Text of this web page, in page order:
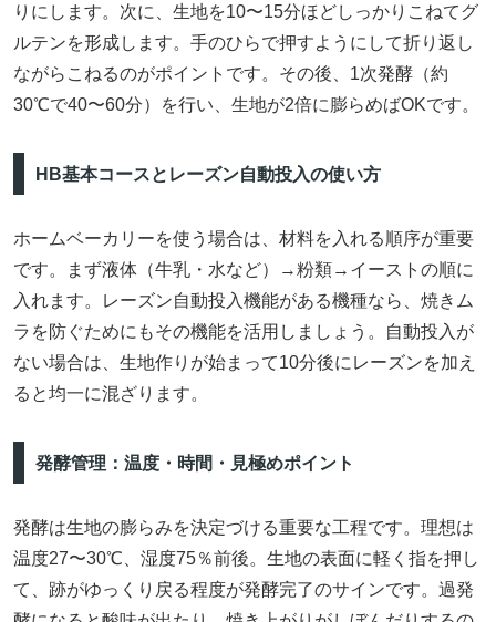
りにします。次に、生地を10〜15分ほどしっかりこねてグ
ルテンを形成します。手のひらで押すようにして折り返し
ながらこねるのがポイントです。その後、1次発酵（約
30℃で40〜60分）を行い、生地が2倍に膨らめばOKです。
HB基本コースとレーズン自動投入の使い方
ホームベーカリーを使う場合は、材料を入れる順序が重要
です。まず液体（牛乳・水など）→粉類→イーストの順に
入れます。レーズン自動投入機能がある機種なら、焼きム
ラを防ぐためにもその機能を活用しましょう。自動投入が
ない場合は、生地作りが始まって10分後にレーズンを加え
ると均一に混ざります。
発酵管理：温度・時間・見極めポイント
発酵は生地の膨らみを決定づける重要な工程です。理想は
温度27〜30℃、湿度75％前後。生地の表面に軽く指を押し
て、跡がゆっくり戻る程度が発酵完了のサインです。過発